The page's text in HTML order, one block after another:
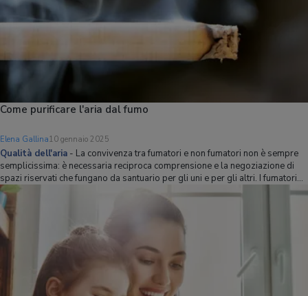
Come purificare l'aria dal fumo
Elena Gallina10 gennaio 2025
Qualità dell'aria - La convivenza tra fumatori e non fumatori non è sempre
semplicissima: è necessaria reciproca comprensione e la negoziazione di
spazi riservati che fungano da santuario per gli uni e per gli altri. I fumatori
hanno bisogno di momenti e luoghi dove fumare in santa pace e i non
fumatori hanno bisogno